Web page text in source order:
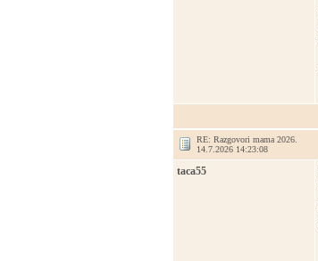
RE: Razgovori mama 2026.
14.7.2026 14:23:08
taca55